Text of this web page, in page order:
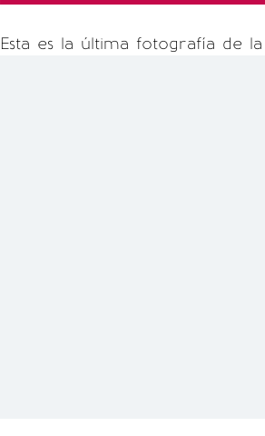
Esta es la última fotografía de